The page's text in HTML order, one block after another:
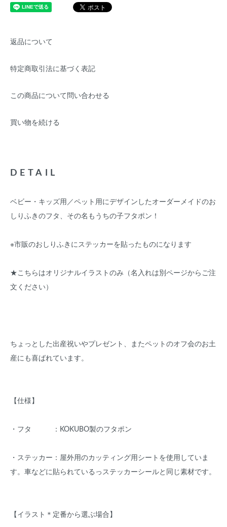
返品について
特定商取引法に基づく表記
この商品について問い合わせる
買い物を続ける
DETAIL
ベビー・キッズ用／ペット用にデザインしたオーダーメイドのお
しりふきのフタ、その名もうちの子フタポン！
※市販のおしりふきにステッカーを貼ったものになります
★こちらはオリジナルイラストのみ（名入れは別ページからご注
文ください）
ちょっとした出産祝いやプレゼント、またペットのオフ会のお土
産にも喜ばれています。
【仕様】
・フタ ：KOKUBO製のフタポン
・ステッカー：屋外用のカッティング用シートを使用していま
す。車などに貼られているっステッカーシールと同じ素材です。
【イラスト＊定番から選ぶ場合】